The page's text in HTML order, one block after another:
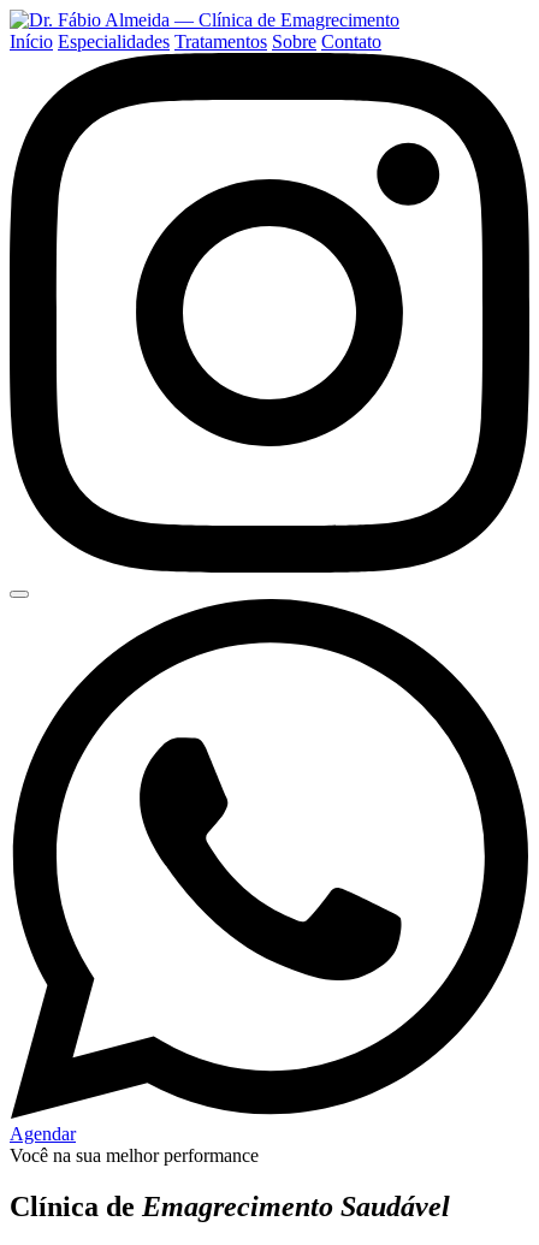
Início Especialidades Tratamentos Sobre Contato
Agendar
Você na sua melhor performance
Clínica de Emagrecimento Saudável